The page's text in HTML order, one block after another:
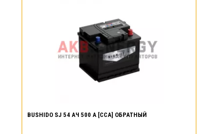
BUSHIDO SJ 54 АЧ 500 А [CCA] ОБРАТНЫЙ